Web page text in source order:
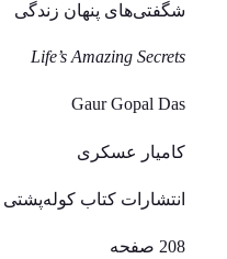
شگفتی‌های پنهان زندگی
Life’s Amazing Secrets
Gaur Gopal Das
کامیار عسکری
انتشارات کتاب کوله‌پشتی
208 صفحه